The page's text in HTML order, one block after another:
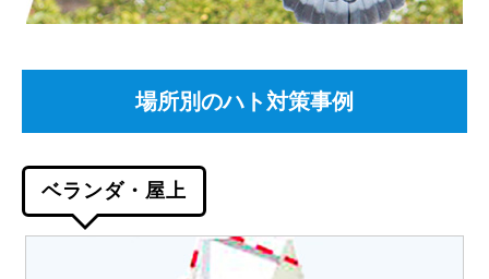
場所別のハト対策事例
ベランダ・屋上